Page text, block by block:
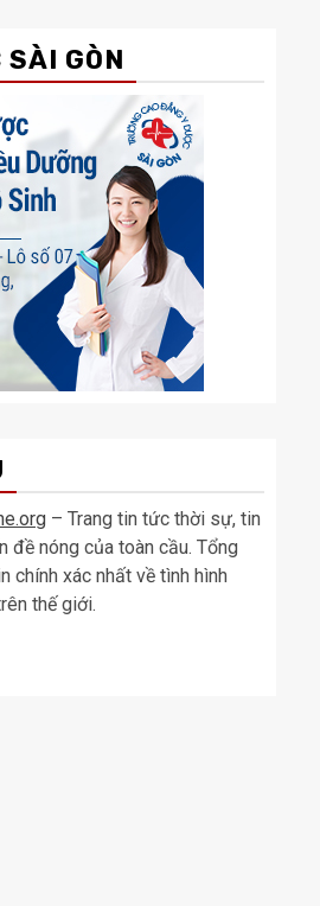
GÒN
– Trang tin tức thời sự, tin
đề nóng của toàn cầu. Tổng
chính xác nhất về tình hình
thế giới.